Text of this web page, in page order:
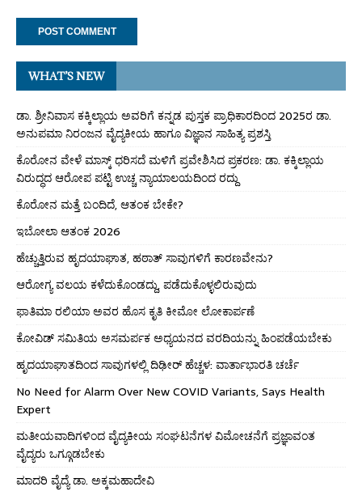
WHAT’S NEW
ಡಾ. ಶ್ರೀನಿವಾಸ ಕಕ್ಕಿಲ್ಲಾಯ ಅವರಿಗೆ ಕನ್ನಡ ಪುಸ್ತಕ ಪ್ರಾಧಿಕಾರದಿಂದ 2025ರ ಡಾ.
ಅನುಪಮಾ ನಿರಂಜನ ವೈದ್ಯಕೀಯ ಹಾಗೂ ವಿಜ್ಞಾನ ಸಾಹಿತ್ಯ ಪ್ರಶಸ್ತಿ
ಕೊರೋನ ವೇಳೆ ಮಾಸ್ಕ್ ಧರಿಸದೆ ಮಳಿಗೆ ಪ್ರವೇಶಿಸಿದ ಪ್ರಕರಣ: ಡಾ. ಕಕ್ಕಿಲ್ಲಾಯ
ವಿರುದ್ಧದ ಆರೋಪ ಪಟ್ಟಿ ಉಚ್ಚ ನ್ಯಾಯಾಲಯದಿಂದ ರದ್ದು
ಕೊರೋನ ಮತ್ತೆ ಬಂದಿದೆ, ಆತಂಕ ಬೇಕೇ?
ಇಬೋಲಾ ಆತಂಕ 2026
ಹೆಚ್ಚುತ್ತಿರುವ ಹೃದಯಾಘಾತ, ಹಠಾತ್ ಸಾವುಗಳಿಗೆ ಕಾರಣವೇನು?
ಆರೋಗ್ಯ ವಲಯ ಕಳೆದುಕೊಂಡದ್ದು, ಪಡೆದುಕೊಳ್ಳಲಿರುವುದು
ಫಾತಿಮಾ ರಲಿಯಾ ಅವರ ಹೊಸ ಕೃತಿ ಕೀಮೋ ಲೋಕಾರ್ಪಣೆ
ಕೋವಿಡ್ ಸಮಿತಿಯ ಅಸಮರ್ಪಕ ಅಧ್ಯಯನದ ವರದಿಯನ್ನು ಹಿಂಪಡೆಯಬೇಕು
ಹೃದಯಾಘಾತದಿಂದ ಸಾವುಗಳಲ್ಲಿ ದಿಢೀರ್ ಹೆಚ್ಚಳ: ವಾರ್ತಾಭಾರತಿ ಚರ್ಚೆ
No Need for Alarm Over New COVID Variants, Says Health
Expert
ಮತೀಯವಾದಿಗಳಿಂದ ವೈದ್ಯಕೀಯ ಸಂಘಟನೆಗಳ ವಿಮೋಚನೆಗೆ ಪ್ರಜ್ಞಾವಂತ
ವೈದ್ಯರು ಒಗ್ಗೂಡಬೇಕು
ಮಾದರಿ ವೈದ್ಯೆ ಡಾ. ಅಕ್ಕಮಹಾದೇವಿ